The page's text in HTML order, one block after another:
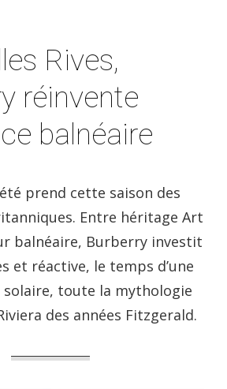
Rives,
réinvente
balnéaire
prend cette saison des
Entre héritage Art
balnéaire, Burberry investit
et réactive, le temps d’une
toute la mythologie
des années Fitzgerald.